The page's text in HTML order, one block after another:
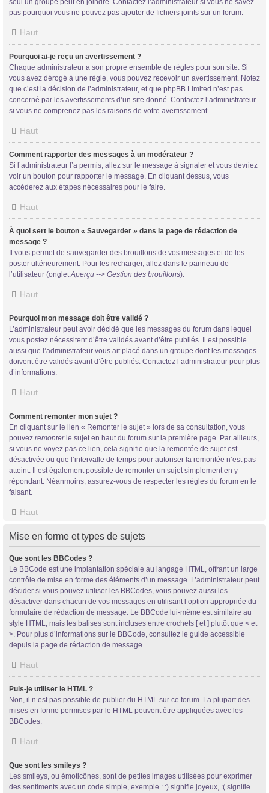
seul un groupe peut en joindre. Contactez l’administrateur si vous ne savez
pas pourquoi vous ne pouvez pas ajouter de fichiers joints sur un forum.
Haut
Pourquoi ai-je reçu un avertissement ?
Chaque administrateur a son propre ensemble de règles pour son site. Si
vous avez dérogé à une règle, vous pouvez recevoir un avertissement. Notez
que c’est la décision de l’administrateur, et que phpBB Limited n’est pas
concerné par les avertissements d’un site donné. Contactez l’administrateur
si vous ne comprenez pas les raisons de votre avertissement.
Haut
Comment rapporter des messages à un modérateur ?
Si l’administrateur l’a permis, allez sur le message à signaler et vous devriez
voir un bouton pour rapporter le message. En cliquant dessus, vous
accéderez aux étapes nécessaires pour le faire.
Haut
À quoi sert le bouton « Sauvegarder » dans la page de rédaction de
message ?
Il vous permet de sauvegarder des brouillons de vos messages et de les
poster ultérieurement. Pour les recharger, allez dans le panneau de
l’utilisateur (ongletAperçu --> Gestion des brouillons).
Haut
Pourquoi mon message doit être validé ?
L’administrateur peut avoir décidé que les messages du forum dans lequel
vous postez nécessitent d’être validés avant d’être publiés. Il est possible
aussi que l’administrateur vous ait placé dans un groupe dont les messages
doivent être validés avant d’être publiés. Contactez l’administrateur pour plus
d’informations.
Haut
Comment remonter mon sujet ?
En cliquant sur le lien « Remonter le sujet » lors de sa consultation, vous
pouvez remonterle sujet en haut du forum sur la première page. Par ailleurs,
si vous ne voyez pas ce lien, cela signifie que la remontée de sujet est
désactivée ou que l’intervalle de temps pour autoriser la remontée n’est pas
atteint. Il est également possible de remonter un sujet simplement en y
répondant. Néanmoins, assurez-vous de respecter les règles du forum en le
faisant.
Haut
Mise en forme et types de sujets
Que sont les BBCodes ?
Le BBCode est une implantation spéciale au langage HTML, offrant un large
contrôle de mise en forme des éléments d’un message. L’administrateur peut
décider si vous pouvez utiliser les BBCodes, vous pouvez aussi les
désactiver dans chacun de vos messages en utilisant l’option appropriée du
formulaire de rédaction de message. Le BBCode lui-même est similaire au
style HTML, mais les balises sont incluses entre crochets [ et ] plutôt que < et
>. Pour plus d’informations sur le BBCode, consultez le guide accessible
depuis la page de rédaction de message.
Haut
Puis-je utiliser le HTML ?
Non, il n’est pas possible de publier du HTML sur ce forum. La plupart des
mises en forme permises par le HTML peuvent être appliquées avec les
BBCodes.
Haut
Que sont les smileys ?
Les smileys, ou émoticônes, sont de petites images utilisées pour exprimer
des sentiments avec un code simple, exemple : :) signifie joyeux, :( signifie